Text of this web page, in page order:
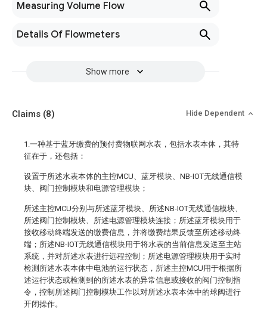
Measuring Volume Flow
Details Of Flowmeters
Show more
Claims (8) Hide Dependent
1.一种基于蓝牙缴费的预付费物联网水表，包括水表本体，其特
征在于，还包括：
设置于所述水表本体的主控MCU、蓝牙模块、NB-IOT无线通信模
块、阀门控制模块和电源管理模块；
所述主控MCU分别与所述蓝牙模块、所述NB-IOT无线通信模块、
所述阀门控制模块、所述电源管理模块连接；所述蓝牙模块用于
接收移动终端发送的缴费信息，并将缴费结果反馈至所述移动终
端；所述NB-IOT无线通信模块用于将水表的当前信息发送至主站
系统，并对所述水表进行远程控制；所述电源管理模块用于实时
检测所述水表本体中电池的运行状态，所述主控MCU用于根据所
述运行状态或检测到的所述水表的异常信息或接收的阀门控制指
令，控制所述阀门控制模块工作以对所述水表本体中的球阀进行
开闭操作。